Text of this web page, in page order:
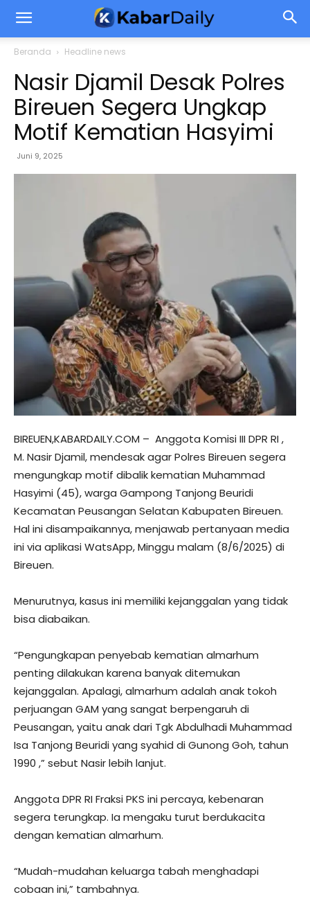
Beranda Headline news
Nasir Djamil Desak Polres
Bireuen Segera Ungkap
Motif Kematian Hasyimi
Juni 9, 2025
BIREUEN,KABARDAILY.COM – Anggota Komisi III DPR RI ,
M. Nasir Djamil, mendesak agar Polres Bireuen segera
mengungkap motif dibalik kematian Muhammad
Hasyimi (45), warga Gampong Tanjong Beuridi
Kecamatan Peusangan Selatan Kabupaten Bireuen.
Hal ini disampaikannya, menjawab pertanyaan media
ini via aplikasi WatsApp, Minggu malam (8/6/2025) di
Bireuen.
Menurutnya, kasus ini memiliki kejanggalan yang tidak
bisa diabaikan.
“Pengungkapan penyebab kematian almarhum
penting dilakukan karena banyak ditemukan
kejanggalan. Apalagi, almarhum adalah anak tokoh
perjuangan GAM yang sangat berpengaruh di
Peusangan, yaitu anak dari Tgk Abdulhadi Muhammad
Isa Tanjong Beuridi yang syahid di Gunong Goh, tahun
1990 ,” sebut Nasir lebih lanjut.
Anggota DPR RI Fraksi PKS ini percaya, kebenaran
segera terungkap. Ia mengaku turut berdukacita
dengan kematian almarhum.
“Mudah-mudahan keluarga tabah menghadapi
cobaan ini,” tambahnya.